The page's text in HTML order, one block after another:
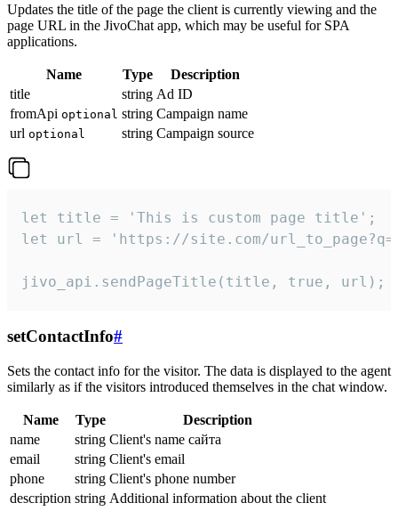
Updates the title of the page the client is currently viewing and the
page URL in the JivoChat app, which may be useful for SPA
applications.
Name Type
Description
title
string Ad ID
fromApi optional string Campaign name
url optional string Campaign source
let title = 'This is custom page title';
let url = 'https://site.com/
jivo_api.sendPageTitle(title, true, url);
setContactInfo#
Sets the contact info for the visitor. The data is displayed to the agent
similarly as if the visitors introduced themselves in the chat window.
Name Type
Description
name
string Client's name сайта
email
string Client's email
phone
string Client's phone number
description string Additional information about the client